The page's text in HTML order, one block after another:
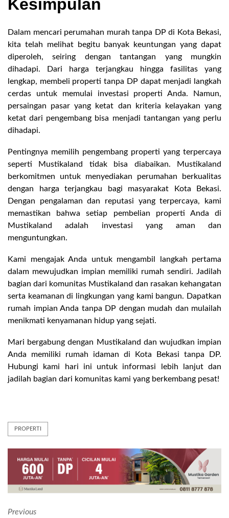
Kesimpulan
Dalam mencari perumahan murah tanpa DP di Kota Bekasi,
kita telah melihat begitu banyak keuntungan yang dapat
diperoleh, seiring dengan tantangan yang mungkin
dihadapi. Dari harga terjangkau hingga fasilitas yang
lengkap, membeli properti tanpa DP dapat menjadi langkah
cerdas untuk memulai investasi properti Anda. Namun,
persaingan pasar yang ketat dan kriteria kelayakan yang
ketat dari pengembang bisa menjadi tantangan yang perlu
dihadapi.
Pentingnya memilih pengembang properti yang terpercaya
seperti Mustikaland tidak bisa diabaikan. Mustikaland
berkomitmen untuk menyediakan perumahan berkualitas
dengan harga terjangkau bagi masyarakat Kota Bekasi.
Dengan pengalaman dan reputasi yang terpercaya, kami
memastikan bahwa setiap pembelian properti Anda di
Mustikaland adalah investasi yang aman dan
menguntungkan.
Kami mengajak Anda untuk mengambil langkah pertama
dalam mewujudkan impian memiliki rumah sendiri. Jadilah
bagian dari komunitas Mustikaland dan rasakan kehangatan
serta keamanan di lingkungan yang kami bangun. Dapatkan
rumah impian Anda tanpa DP dengan mudah dan mulailah
menikmati kenyamanan hidup yang sejati.
Mari bergabung dengan Mustikaland dan wujudkan impian
Anda memiliki rumah idaman di Kota Bekasi tanpa DP.
Hubungi kami hari ini untuk informasi lebih lanjut dan
jadilah bagian dari komunitas kami yang berkembang pesat!
PROPERTI
Previous